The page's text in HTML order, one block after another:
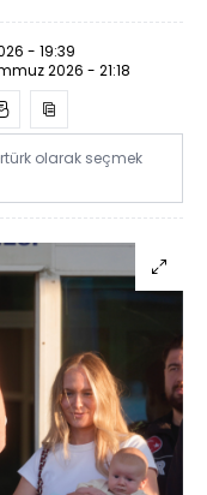
- 19:39
2026 - 21:18
olarak seçmek